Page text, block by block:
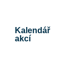
Kalendář
akcí